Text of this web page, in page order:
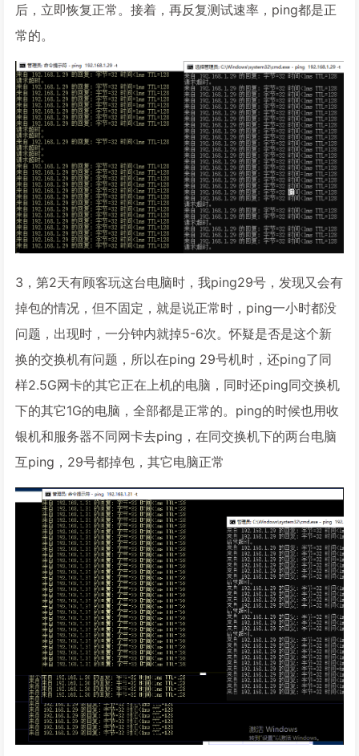
后，立即恢复正常。接着，再反复测试速率，ping都是正
常的。
3，第2天有顾客玩这台电脑时，我ping29号，发现又会有
掉包的情况，但不固定，就是说正常时，ping一小时都没
问题，出现时，一分钟内就掉5-6次。怀疑是否是这个新
换的交换机有问题，所以在ping 29号机时，还ping了同
样2.5G网卡的其它正在上机的电脑，同时还ping同交换机
下的其它1G的电脑，全部都是正常的。ping的时候也用收
银机和服务器不同网卡去ping，在同交换机下的两台电脑
互ping，29号都掉包，其它电脑正常